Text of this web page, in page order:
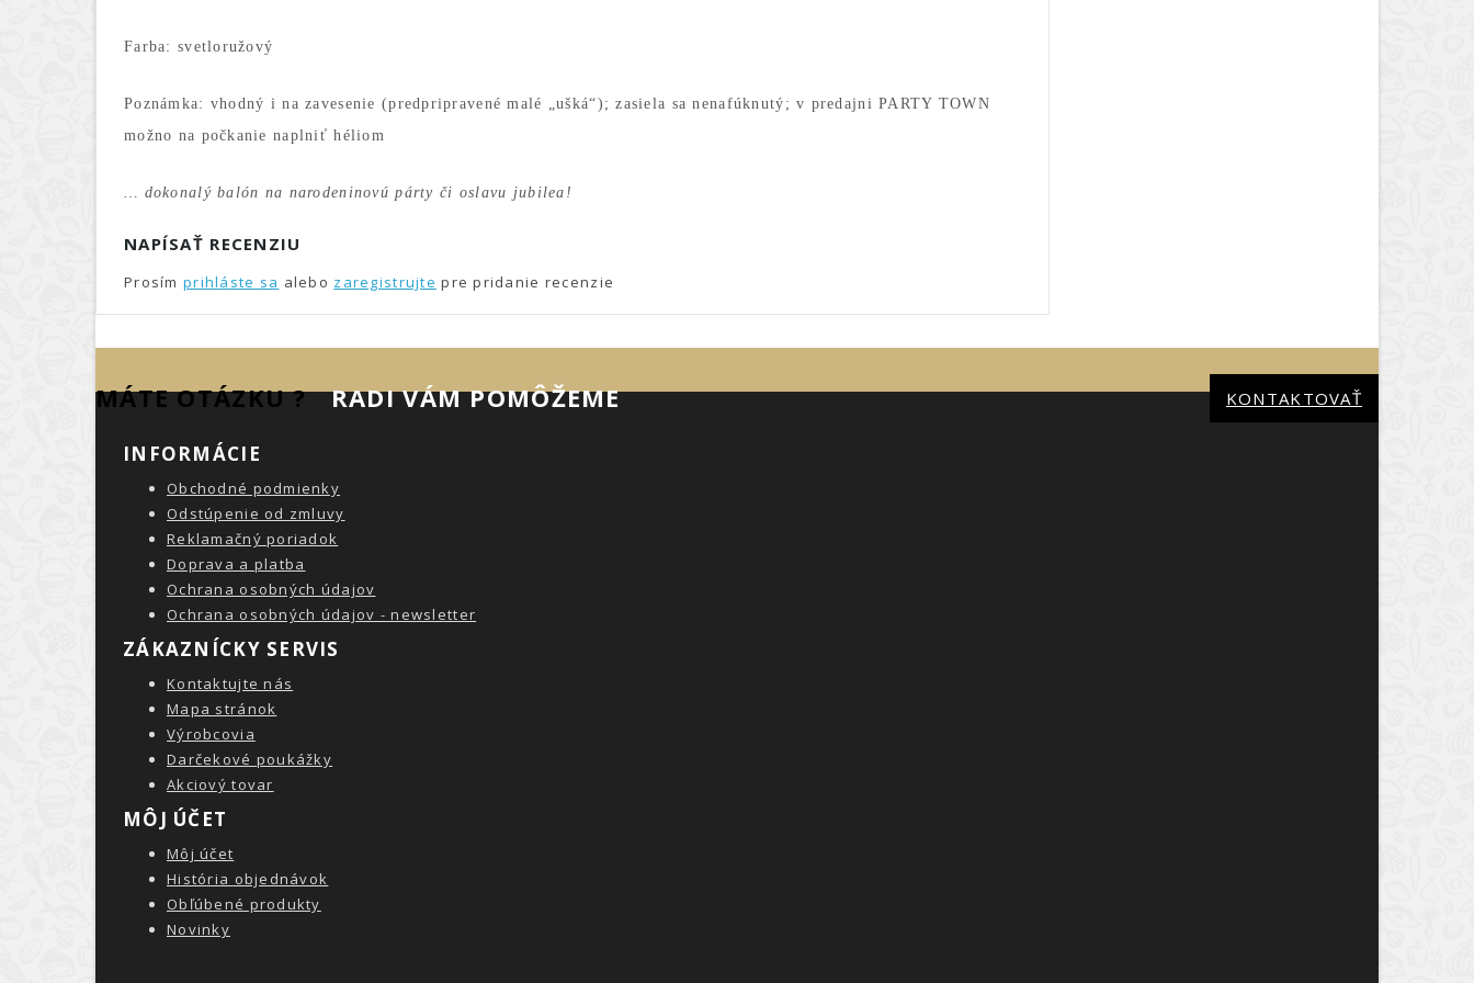
Farba: svetloružový
Poznámka: vhodný i na zavesenie (predpripravené malé „ušká“); zasiela sa nenafúknutý; v predajni PARTY TOWN
možno na počkanie naplniť héliom
… dokonalý balón na narodeninovú párty či oslavu jubilea!
NAPÍSAŤ RECENZIU
Prosím prihláste sa alebo zaregistrujte pre pridanie recenzie
MÁTE OTÁZKU ? RADI VÁM POMÔŽEME KONTAKTOVAŤ
INFORMÁCIE
Obchodné podmienky
Odstúpenie od zmluvy
Reklamačný poriadok
Doprava a platba
Ochrana osobných údajov
Ochrana osobných údajov - newsletter
ZÁKAZNÍCKY SERVIS
Kontaktujte nás
Mapa stránok
Výrobcovia
Darčekové poukážky
Akciový tovar
MÔJ ÚČET
Môj účet
História objednávok
Obľúbené produkty
Novinky